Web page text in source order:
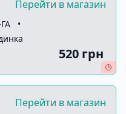
Перейти в магазин
•
520 грн
Перейти в магазин